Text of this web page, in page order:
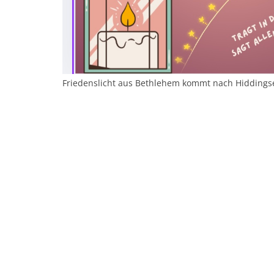
Friedenslicht aus Bethlehem kommt nach